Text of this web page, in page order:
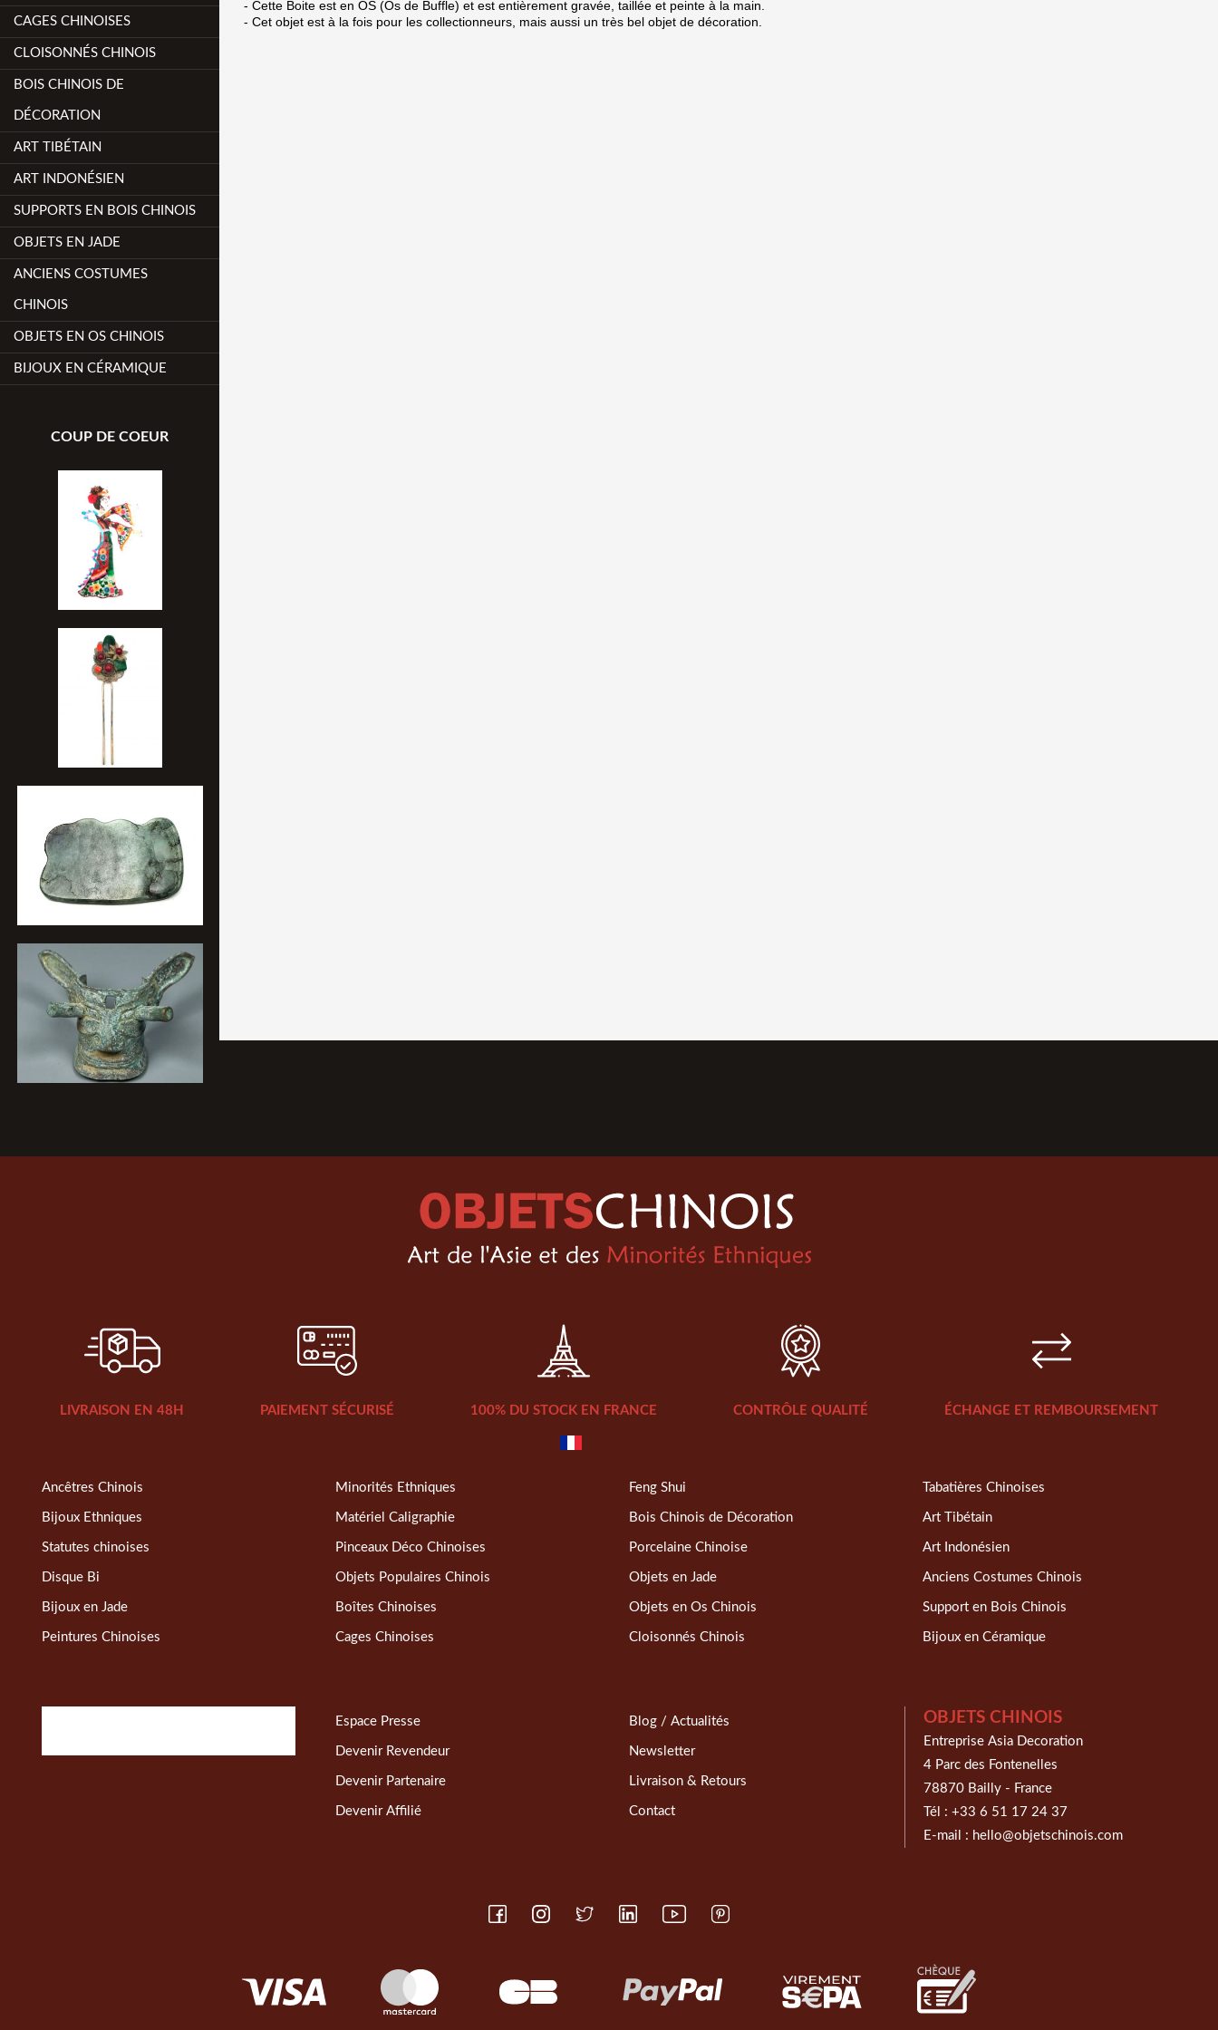
CAGES CHINOISES
CLOISONNÉS CHINOIS
BOIS CHINOIS DE
DÉCORATION
ART TIBÉTAIN
ART INDONÉSIEN
SUPPORTS EN BOIS CHINOIS
OBJETS EN JADE
ANCIENS COSTUMES
CHINOIS
OBJETS EN OS CHINOIS
BIJOUX EN CÉRAMIQUE
COUP DE COEUR
- Cette Boite est en OS (Os de Buffle) et est entièrement gravée, taillée et peinte à la main.
- Cet objet est à la fois pour les collectionneurs, mais aussi un très bel objet de décoration.
LIVRAISON EN 48H PAIEMENT SÉCURISÉ 100% DU STOCK EN FRANCE CONTRÔLE QUALITÉ ÉCHANGE ET REMBOURSEMENT
Ancêtres Chinois
Bijoux Ethniques
Statutes chinoises
Disque Bi
Bijoux en Jade
Peintures Chinoises
Minorités Ethniques
Matériel Caligraphie
Pinceaux Déco Chinoises
Objets Populaires Chinois
Boîtes Chinoises
Cages Chinoises
Feng Shui
Bois Chinois de Décoration
Porcelaine Chinoise
Objets en Jade
Objets en Os Chinois
Cloisonnés Chinois
Tabatières Chinoises
Art Tibétain
Art Indonésien
Anciens Costumes Chinois
Support en Bois Chinois
Bijoux en Céramique
Espace Presse
Devenir Revendeur
Devenir Partenaire
Devenir Affilié
Blog / Actualités
Newsletter
Livraison & Retours
Contact
OBJETS CHINOIS
Entreprise Asia Decoration
4 Parc des Fontenelles
78870 Bailly - France
Tél : +33 6 51 17 24 37
E-mail : hello@objetschinois.com